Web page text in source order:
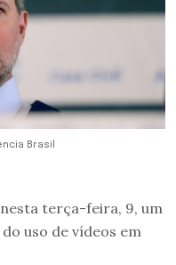
Brasil
terça-feira, 9, um
uso de vídeos em